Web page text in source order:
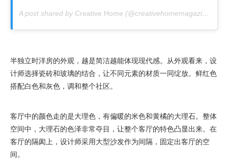
A post shared by Creative Home (@creativehomemagazine) on
半独立时洋房的外观，越是简洁越能体现现代感。从外观看来，设
计师选择瓷砖和玻璃的结合，让不同元素的材质一同绽放。鲜红色
搭配白色和灰色，调和整个社区。
客厅中的颜色走的是大理色，有偏暖的米色和黄橘的大理石。整体
空间中，大理石的色泽非常夺目，让整个客厅的特色凸显出来。在
客厅的隔阂上，设计师采用大型沙发作为间隔，固定出客厅的空
间。